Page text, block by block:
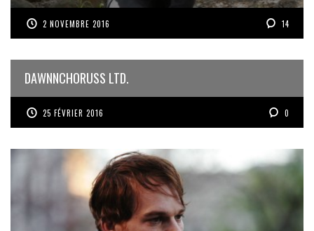
2 NOVEMBRE 2016 14
DAWNNCHORUSS LTD.
25 FÉVRIER 2016 0